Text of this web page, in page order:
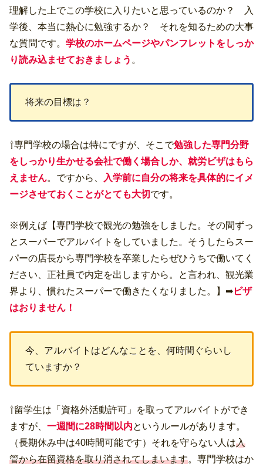
理解した上でこの学校に入りたいと思っているのか？ 入
学後、本当に熱心に勉強するか？ それを知るための大事
な質問です。 学校のホームページやパンフレットをしっか
り読み込ませておきましょう 。
将来の目標は？
⇧専門学校の場合は特にですが、そこで勉強した専門分野
をしっかり生かせる会社で働く場合しか、就労ビザはもら
えません。ですから、
入学前に自分の将来を具体的にイメ
ージさせておくことがとても大切です。
※例えば【専門学校で観光の勉強をしました。その間ずっ
とスーパーでアルバイトをしていました。そうしたらスー
パーの店長から専門学校を卒業したらぜひうちで働いてく
ださい、正社員で内定を出しますから。と言われ、観光業
界より、慣れたスーパーで働きたくなりました。】➡ビザ
はおりません！
今、アルバイトはどんなことを、何時間ぐらいし
ていますか？
⇧留学生は「資格外活動許可」を取ってアルバイトができ
ますが、 一週間に28時間以内というルールがあります。
（長期休み中は40時間可能です）それを守らない人は入
管から在留資格を取り消されてしまいます。専門学校はか